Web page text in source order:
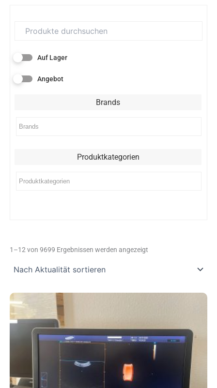
Auf Lager
Angebot
Brands
Produktkategorien
1–12 von 9699 Ergebnissen werden angezeigt